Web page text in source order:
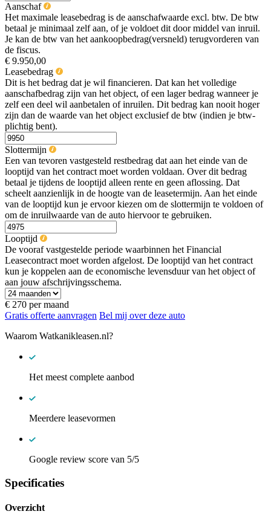
Aanschaf
Het maximale leasebedrag is de aanschafwaarde excl. btw. De btw
betaal je minimaal zelf aan, of je voldoet dit door middel van inruil.
Je kan de btw van het aankoopbedrag(versneld) terugvorderen van
de fiscus.
€ 9.950,00
Leasebedrag
Dit is het bedrag dat je wil financieren. Dat kan het volledige
aanschafbedrag zijn van het object, of een lager bedrag wanneer je
zelf een deel wil aanbetalen of inruilen. Dit bedrag kan nooit hoger
zijn dan de waarde van het object exclusief de btw (indien je btw-
plichtig bent).
Slottermijn
Een van tevoren vastgesteld restbedrag dat aan het einde van de
looptijd van het contract moet worden voldaan. Over dit bedrag
betaal je tijdens de looptijd alleen rente en geen aflossing. Dat
scheelt aanzienlijk in de hoogte van de leasetermijn. Aan het einde
van de looptijd kun je ervoor kiezen om de slottermijn te voldoen of
om de inruilwaarde van de auto hiervoor te gebruiken.
Looptijd
De vooraf vastgestelde periode waarbinnen het Financial
Leasecontract moet worden afgelost. De looptijd van het contract
kun je koppelen aan de economische levensduur van het object of
aan jouw afschrijvingsschema.
€ 270 per maand
Gratis offerte aanvragen Bel mij over deze auto
Waarom Watkanikleasen.nl?
Het meest complete aanbod
Meerdere leasevormen
Google review score van 5/5
Specificaties
Overzicht